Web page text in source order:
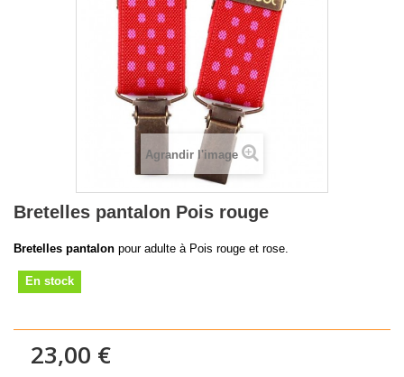
Agrandir l'image
Bretelles pantalon Pois rouge
Bretelles pantalon pour adulte à Pois rouge et rose.
En stock
23,00 €